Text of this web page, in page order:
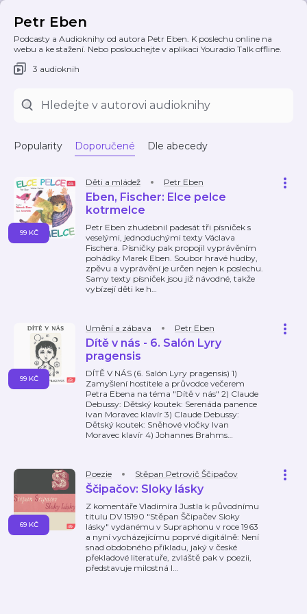
Petr Eben
Podcasty a Audioknihy od autora Petr Eben. K poslechu online na
webu a ke stažení. Nebo poslouchejte v aplikaci Youradio Talk offline.
3 audioknih
Popularity Doporučené Dle abecedy
Děti a mládež Petr Eben
Eben, Fischer: Elce pelce
kotrmelce
Petr Eben zhudebnil padesát tři písniček s
veselými, jednoduchými texty Václava
Fischera. Písničky pak propojil vyprávěním
pohádky Marek Eben. Soubor hravé hudby,
zpěvu a vyprávění je určen nejen k poslechu.
Samy texty písniček jsou již návodné, takže
vybízejí děti ke h…
99 KČ
Umění a zábava Petr Eben
Dítě v nás - 6. Salón Lyry
pragensis
DÍTĚ V NÁS (6. Salón Lyry pragensis) 1)
Zamyšlení hostitele a průvodce večerem
Petra Ebena na téma "Dítě v nás" 2) Claude
Debussy: Dětský koutek: Serenáda panence
Ivan Moravec klavír 3) Claude Debussy:
Dětský koutek: Sněhové vločky Ivan
Moravec klavír 4) Johannes Brahms…
99 KČ
Poezie Stěpan Petrovič Ščipačov
Ščipačov: Sloky lásky
Z komentáře Vladimíra Justla k původnímu
titulu DV 15190 "Stěpan Ščipačev Sloky
lásky" vydanému v Supraphonu v roce 1963
a nyní vycházejícímu poprvé digitálně: Není
snad obdobného příkladu, jaký v české
překladové literatuře, zvláště pak v poezii,
představuje milostná l…
69 KČ